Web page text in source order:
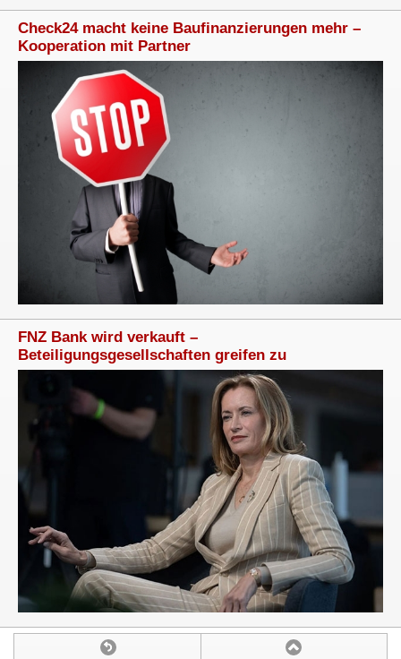
Check24 macht keine Baufinanzierungen mehr –
Kooperation mit Partner
FNZ Bank wird verkauft –
Beteiligungsgesellschaften greifen zu